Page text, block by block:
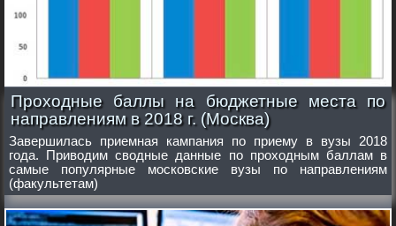
Проходные баллы на бюджетные места по
направлениям в 2018 г. (Москва)
Завершилась приемная кампания по приему в вузы 2018
года. Приводим сводные данные по проходным баллам в
самые популярные московские вузы по направлениям
(факультетам)